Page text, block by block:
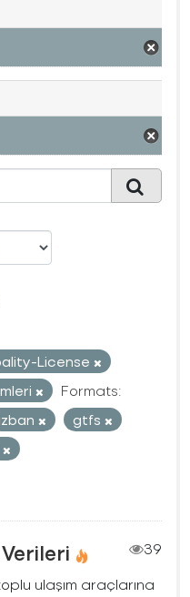
License
Formats:
gtfs
39
ulaşım araçlarına